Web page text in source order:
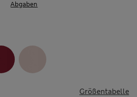
Abgaben
Größentabelle